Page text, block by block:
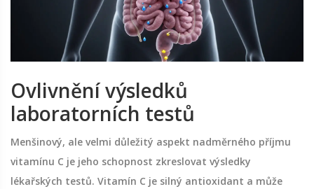
Ovlivnění výsledků
laboratorních testů
Menšinový, ale velmi důležitý aspekt nadměrného příjmu
vitamínu C je jeho schopnost zkreslovat výsledky
lékařských testů. Vitamín C je silný antioxidant a může